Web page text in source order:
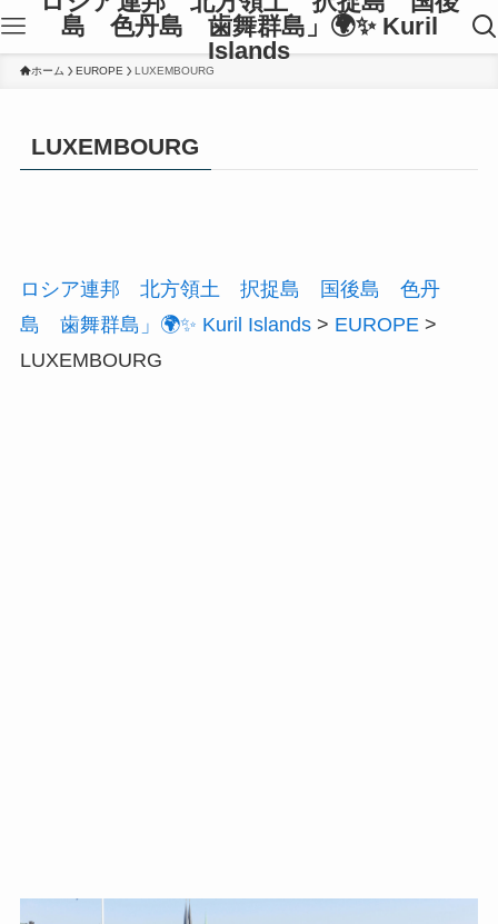
島 色丹島 歯舞群島」🌍✨ Kuril
Islands
ホーム EUROPE LUXEMBOURG
LUXEMBOURG
ロシア連邦 北方領土 択捉島 国後島 色丹
島 歯舞群島」🌍✨ Kuril Islands> EUROPE>
LUXEMBOURG